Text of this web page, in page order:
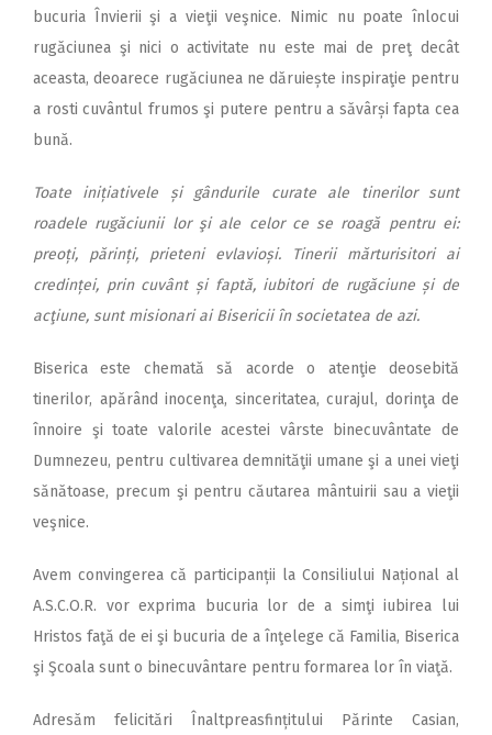
bucuria Învierii şi a vieţii veşnice. Nimic nu poate înlocui
rugăciunea şi nici o activitate nu este mai de preţ decât
aceasta, deoarece rugăciunea ne dăruiește inspiraţie pentru
a rosti cuvântul frumos şi putere pentru a săvârși fapta cea
bună.
Toate inițiativele și gândurile curate ale tinerilor sunt
roadele rugăciunii lor şi ale celor ce se roagă pentru ei:
preoți, părinți, prieteni evlavioși. Tinerii mărturisitori ai
credinței, prin cuvânt și faptă, iubitori de rugăciune și de
acţiune, sunt misionari ai Bisericii în societatea de azi.
Biserica este chemată să acorde o atenţie deosebită
tinerilor, apărând inocenţa, sinceritatea, curajul, dorinţa de
înnoire şi toate valorile acestei vârste binecuvântate de
Dumnezeu, pentru cultivarea demnităţii umane şi a unei vieţi
sănătoase, precum şi pentru căutarea mântuirii sau a vieţii
veşnice.
Avem convingerea că par­ticipanții la Consiliului Na­țional al
A.S.C.O.R. vor exprima bucuria lor de a simţi iubirea lui
Hristos faţă de ei şi bucuria de a înţelege că Familia, Biserica
şi Şcoala sunt o binecuvântare pentru formarea lor în viaţă.
Adresăm felicitări Înaltprea­sfințitului Părinte Casian,